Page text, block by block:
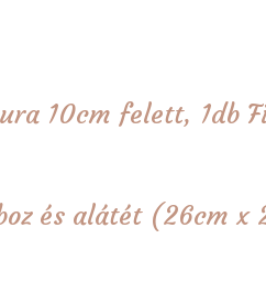
10cm felett, 1db
és alátét (26cm x